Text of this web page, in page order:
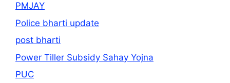
PMJAY
Police bharti update
post bharti
Power Tiller Subsidy Sahay Yojna
PUC